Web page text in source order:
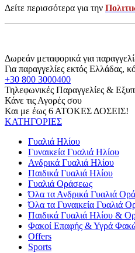
Δείτε περισσότερα για την
Δωρεάν μεταφορικά για
Για παραγγελίες εκτός Ελλάδας,
+30 800 3000400
Τηλεφωνικές Παραγγελίες &
Κάνε τις Αγορές σου
Και με έως 6 ΑΤΟΚΕΣ ΔΟΣΕΙΣ!
ΚΑΤΗΓΟΡΙΕΣ
Γυαλιά Ηλίου
Γυναικεία Γυαλιά Ηλίου
Ανδρικά Γυαλιά Ηλίου
Παιδικά Γυαλιά Ηλίου
Γυαλιά Οράσεως
Όλα τα Ανδρικά Γυαλιά
Όλα τα Γυναικεία Γυαλιά
Παιδικά Γυαλιά Ηλίου &
Φακοί Επαφής & Υγρά
Offers
Sports